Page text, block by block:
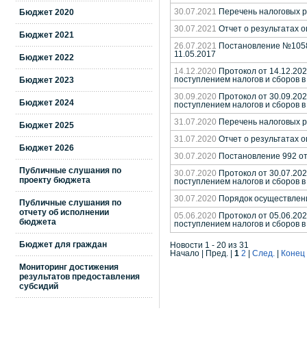
Бюджет 2020
Бюджет 2021
Бюджет 2022
Бюджет 2023
Бюджет 2024
Бюджет 2025
Бюджет 2026
Публичные слушания по
проекту бюджета
Публичные слушания по
отчету об исполнении
бюджета
Бюджет для граждан
Мониторинг достижения
результатов предоставления
субсидий
30.07.2021 Перечень налоговых
30.07.2021 Отчет о результатах
26.07.2021
Постановление
11.05.2017
14.12.2020 Протокол от
поступлением налогов и сборов
30.09.2020 Протокол от
поступлением налогов и сборов
31.07.2020 Перечень налоговых
31.07.2020 Отчет о результатах
30.07.2020 Постановление 992
30.07.2020 Протокол от
поступлением налогов и сборов
30.07.2020 Порядок
05.06.2020 Протокол от
поступлением налогов и сборов
Новости 1 - 20 из 31
Начало | Пред. | 1 2 След. Конец